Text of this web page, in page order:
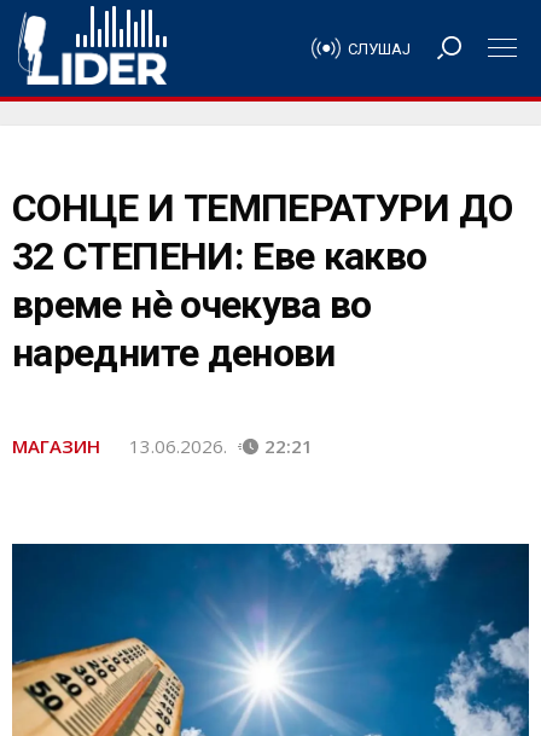
СЛУШАЈ
СОНЦЕ И ТЕМПЕРАТУРИ ДО
32 СТЕПЕНИ: Еве какво
време нè очекува во
наредните денови
МАГАЗИН 13.06.2026. 22:21